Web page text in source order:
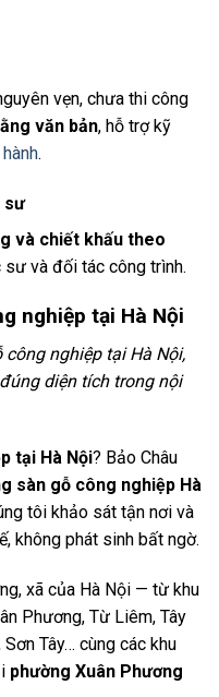
vẹn, chưa thi công
văn bản, hỗ trợ kỹ
.
sư
và chiết khấu theo
sư và đối tác công trình.
nghiệp tại Hà Nội
nghiệp tại Hà Nội,
diện tích trong nội
tại Hà Nội? Bảo Châu
sàn gỗ công nghiệp Hà
tôi khảo sát tận nơi và
không phát sinh bất ngờ.
xã của Hà Nội — từ khu
Phương, Từ Liêm, Tây
Tây… cùng các khu
phường Xuân Phương